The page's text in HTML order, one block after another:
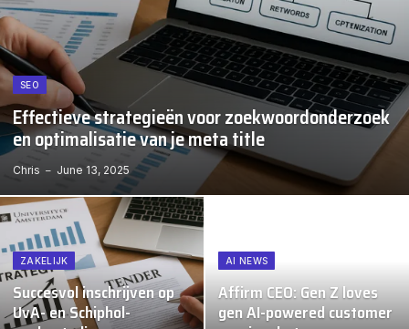
SEO
Effectieve strategieën voor zoekwoordonderzoek
en optimalisatie van je meta title
Chris June 13, 2025
ZAKELIJK
Succesvol inschrijven op
UvA- en Schiphol-
AI NEWS
Affirm CEO: Gen Z loves
gen AI-powered customer